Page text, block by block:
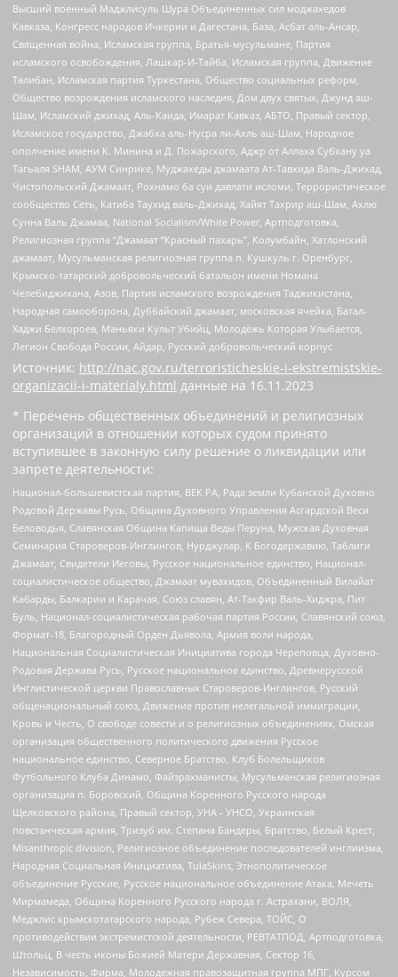
Высший военный Маджлисуль Шура Объединенных сил моджахедов
Кавказа, Конгресс народов Ичкерии и Дагестана, База, Асбат аль-Ансар,
Священная война, Исламская группа, Братья-мусульмане, Партия
исламского освобождения, Лашкар-И-Тайба, Исламская группа, Движение
Талибан, Исламская партия Туркестана, Общество социальных реформ,
Общество возрождения исламского наследия, Дом двух святых, Джунд аш-
Шам, Исламский джихад, Аль-Каида, Имарат Кавказ, АБТО, Правый сектор,
Исламское государство, Джабха аль-Нусра ли-Ахль аш-Шам, Народное
ополчение имени К. Минина и Д. Пожарского, Аджр от Аллаха Субхану уа
Тагьаля SHAM, АУМ Синрике, Муджахеды джамаата Ат-Тавхида Валь-Джихад,
Чистопольский Джамаат, Рохнамо ба суи давлати исломи, Террористическое
сообщество Сеть, Катиба Таухид валь-Джихад, Хайят Тахрир аш-Шам, Ахлю
Сунна Валь Джамаа, National Socialism/White Power, Артподготовка,
Религиозная группа “Джамаат “Красный пахарь”, Колумбайн, Хатлонский
джамаат, Мусульманская религиозная группа п. Кушкуль г. Оренбург,
Крымско-татарский добровольческий батальон имени Номана
Челебиджихана, Азов, Партия исламского возрождения Таджикистана,
Народная самооборона, Дуббайский джамаат, московская ячейка, Батал-
Хаджи Белхороев, Маньяки Культ Убийц, Молодёжь Которая Улыбается,
Легион Свобода России, Айдар, Русский добровольческий корпус
Источник: http://nac.gov.ru/terroristicheskie-i-ekstremistskie-
organizacii-i-materialy.html данные на 16.11.2023
* Перечень общественных объединений и религиозных
организаций в отношении которых судом принято
вступившее в законную силу решение о ликвидации или
запрете деятельности:
Национал-большевистская партия, ВЕК РА, Рада земли Кубанской Духовно
Родовой Державы Русь, Община Духовного Управления Асгардской Веси
Беловодья, Славянская Община Капища Веды Перуна, Мужская Духовная
Семинария Староверов-Инглингов, Нурджулар, К Богодержавию, Таблиги
Джамаат, Свидетели Иеговы, Русское национальное единство, Национал-
социалистическое общество, Джамаат мувахидов, Объединенный Вилайат
Кабарды, Балкарии и Карачая, Союз славян, Ат-Такфир Валь-Хиджра, Пит
Буль, Национал-социалистическая рабочая партия России, Славянский союз,
Формат-18, Благородный Орден Дьявола, Армия воли народа,
Национальная Социалистическая Инициатива города Череповца, Духовно-
Родовая Держава Русь, Русское национальное единство, Древнерусской
Инглистической церкви Православных Староверов-Инглингов, Русский
общенациональный союз, Движение против нелегальной иммиграции,
Кровь и Честь, О свободе совести и о религиозных объединениях, Омская
организация общественного политического движения Русское
национальное единство, Северное Братство, Клуб Болельщиков
Футбольного Клуба Динамо, Файзрахманисты, Мусульманская религиозная
организация п. Боровский, Община Коренного Русского народа
Щелковского района, Правый сектор, УНА - УНСО, Украинская
повстанческая армия, Тризуб им. Степана Бандеры, Братство, Белый Крест,
Misanthropic division, Религиозное объединение последователей инглиизма,
Народная Социальная Инициатива, TulaSkins, Этнополитическое
объединение Русские, Русское национальное объединение Атака, Мечеть
Мирмамеда, Община Коренного Русского народа г. Астрахани, ВОЛЯ,
Меджлис крымскотатарского народа, Рубеж Севера, ТОЙС, О
противодействии экстремистской деятельности, РЕВТАТПОД, Артподготовка,
Штольц, В честь иконы Божией Матери Державная, Сектор 16,
Независимость, Фирма, Молодежная правозащитная группа МПГ, Курсом